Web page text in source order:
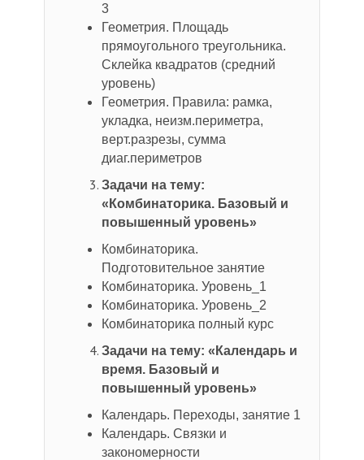
3
Геометрия. Площадь
прямоугольного треугольника.
Склейка квадратов (средний
уровень)
Геометрия. Правила: рамка,
укладка, неизм.периметра,
верт.разрезы, сумма
диаг.периметров
Задачи на тему:
«Комбинаторика. Базовый и
повышенный уровень»
Комбинаторика.
Подготовительное занятие
Комбинаторика. Уровень_1
Комбинаторика. Уровень_2
Комбинаторика полный курс
Задачи на тему: «Календарь и
время. Базовый и
повышенный уровень»
Календарь. Переходы, занятие 1
Календарь. Связки и
закономерности